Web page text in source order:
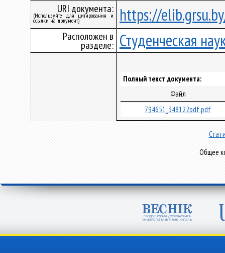
URI документа:
(Используйте для цитирования и
ссылки на документ) https://
Расположен в
разделе: Студенческая
Полный текст документа:
Файл
794651_348122pdf.pdf
Общее